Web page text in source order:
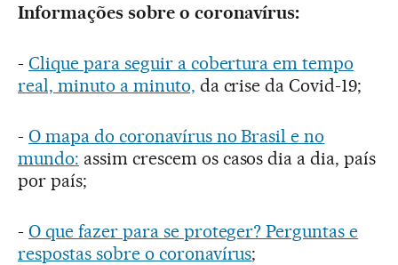
Informações sobre o coronavírus:
- Clique para seguir a cobertura em tempo
real, minuto a minuto, da crise da Covid-19;
- O mapa do coronavírus no Brasil e no
mundo: assim crescem os casos dia a dia, país
por país;
- O que fazer para se proteger? Perguntas e
respostas sobre o coronavírus;